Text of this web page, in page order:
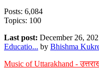
Posts: 6,084
Topics: 100
Last post: December 26,
Educatio... by Bhishma
Music of Uttarakhand -